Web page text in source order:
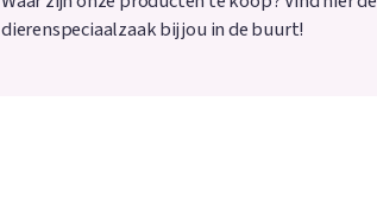
dierenspeciaalzaak bij jou in de buurt!